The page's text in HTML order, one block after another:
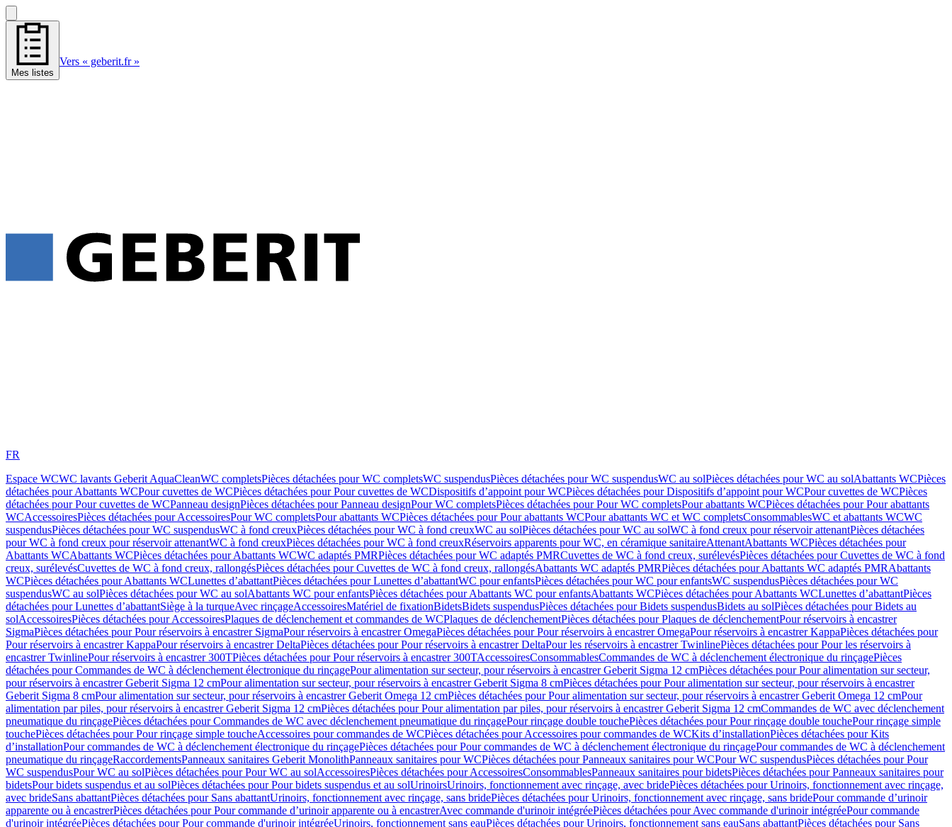
Mes listes
Vers « geberit.fr »
FR
Espace WCWC lavants Geberit AquaCleanWC completsPièces détachées pour WC completsWC suspendusPièces détachées pour WC suspendusWC au solPièces détachées pour WC au solAbattants WCPièces
détachées pour Abattants WCPour cuvettes de WCPièces détachées pour Pour cuvettes de WCDispositifs d’appoint pour WCPièces détachées pour Dispositifs d’appoint pour WCPour cuvettes de WCPièces
détachées pour Pour cuvettes de WCPanneau designPièces détachées pour Panneau designPour WC completsPièces détachées pour Pour WC completsPour abattants WCPièces détachées pour Pour abattants
WCAccessoiresPièces détachées pour AccessoiresPour WC completsPour abattants WCPièces détachées pour Pour abattants WCPour abattants WC et WC completsConsommablesWC et abattants WCWC
suspendusPièces détachées pour WC suspendusWC à fond creuxPièces détachées pour WC à fond creuxWC au solPièces détachées pour WC au solWC à fond creux pour réservoir attenantPièces détachées
pour WC à fond creux pour réservoir attenantWC à fond creuxPièces détachées pour WC à fond creuxRéservoirs apparents pour WC, en céramique sanitaireAttenantAbattants WCPièces détachées pour
Abattants WCAbattants WCPièces détachées pour Abattants WCWC adaptés PMRPièces détachées pour WC adaptés PMRCuvettes de WC à fond creux, surélevésPièces détachées pour Cuvettes de WC à fond
creux, surélevésCuvettes de WC à fond creux, rallongésPièces détachées pour Cuvettes de WC à fond creux, rallongésAbattants WC adaptés PMRPièces détachées pour Abattants WC adaptés PMRAbattants
WCPièces détachées pour Abattants WCLunettes d’abattantPièces détachées pour Lunettes d’abattantWC pour enfantsPièces détachées pour WC pour enfantsWC suspendusPièces détachées pour WC
suspendusWC au solPièces détachées pour WC au solAbattants WC pour enfantsPièces détachées pour Abattants WC pour enfantsAbattants WCPièces détachées pour Abattants WCLunettes d’abattantPièces
détachées pour Lunettes d’abattantSiège à la turqueAvec rinçageAccessoiresMatériel de fixationBidetsBidets suspendusPièces détachées pour Bidets suspendusBidets au solPièces détachées pour Bidets au
solAccessoiresPièces détachées pour AccessoiresPlaques de déclenchement et commandes de WCPlaques de déclenchementPièces détachées pour Plaques de déclenchementPour réservoirs à encastrer
SigmaPièces détachées pour Pour réservoirs à encastrer SigmaPour réservoirs à encastrer OmegaPièces détachées pour Pour réservoirs à encastrer OmegaPour réservoirs à encastrer KappaPièces détachées pour
Pour réservoirs à encastrer KappaPour réservoirs à encastrer DeltaPièces détachées pour Pour réservoirs à encastrer DeltaPour les réservoirs à encastrer TwinlinePièces détachées pour Pour les réservoirs à
encastrer TwinlinePour réservoirs à encastrer 300TPièces détachées pour Pour réservoirs à encastrer 300TAccessoiresConsommablesCommandes de WC à déclenchement électronique du rinçagePièces
détachées pour Commandes de WC à déclenchement électronique du rinçagePour alimentation sur secteur, pour réservoirs à encastrer Geberit Sigma 12 cmPièces détachées pour Pour alimentation sur secteur,
pour réservoirs à encastrer Geberit Sigma 12 cmPour alimentation sur secteur, pour réservoirs à encastrer Geberit Sigma 8 cmPièces détachées pour Pour alimentation sur secteur, pour réservoirs à encastrer
Geberit Sigma 8 cmPour alimentation sur secteur, pour réservoirs à encastrer Geberit Omega 12 cmPièces détachées pour Pour alimentation sur secteur, pour réservoirs à encastrer Geberit Omega 12 cmPour
alimentation par piles, pour réservoirs à encastrer Geberit Sigma 12 cmPièces détachées pour Pour alimentation par piles, pour réservoirs à encastrer Geberit Sigma 12 cmCommandes de WC avec déclenchement
pneumatique du rinçagePièces détachées pour Commandes de WC avec déclenchement pneumatique du rinçagePour rinçage double touchePièces détachées pour Pour rinçage double touchePour rinçage simple
touchePièces détachées pour Pour rinçage simple toucheAccessoires pour commandes de WCPièces détachées pour Accessoires pour commandes de WCKits d’installationPièces détachées pour Kits
d’installationPour commandes de WC à déclenchement électronique du rinçagePièces détachées pour Pour commandes de WC à déclenchement électronique du rinçagePour commandes de WC à déclenchement
pneumatique du rinçageRaccordementsPanneaux sanitaires Geberit MonolithPanneaux sanitaires pour WCPièces détachées pour Panneaux sanitaires pour WCPour WC suspendusPièces détachées pour Pour
WC suspendusPour WC au solPièces détachées pour Pour WC au solAccessoiresPièces détachées pour AccessoiresConsommablesPanneaux sanitaires pour bidetsPièces détachées pour Panneaux sanitaires pour
bidetsPour bidets suspendus et au solPièces détachées pour Pour bidets suspendus et au solUrinoirsUrinoirs, fonctionnement avec rinçage, avec bridePièces détachées pour Urinoirs, fonctionnement avec rinçage,
avec brideSans abattantPièces détachées pour Sans abattantUrinoirs, fonctionnement avec rinçage, sans bridePièces détachées pour Urinoirs, fonctionnement avec rinçage, sans bridePour commande d’urinoir
apparente ou à encastrerPièces détachées pour Pour commande d’urinoir apparente ou à encastrerAvec commande d'urinoir intégréePièces détachées pour Avec commande d'urinoir intégréePour commande
d'urinoir intégréePièces détachées pour Pour commande d'urinoir intégréeUrinoirs, fonctionnement sans eauPièces détachées pour Urinoirs, fonctionnement sans eauSans abattantPièces détachées pour Sans